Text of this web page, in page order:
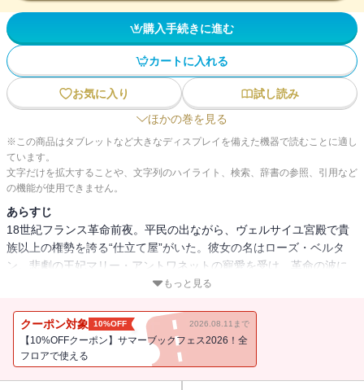
購入手続きに進む
カートに入れる
お気に入り
試し読み
ほかの巻を見る
※この商品はタブレットなど大きなディスプレイを備えた機器で読むことに適し
ています。
文字だけを拡大することや、文字列のハイライト、検索、辞書の参照、引用など
の機能が使用できません。
あらすじ
18世紀フランス革命前夜。平民の出ながら、ヴェルサイユ宮殿で貴
族以上の権勢を誇る“仕立て屋”がいた。彼女の名はローズ・ベルタ
ン。悲劇の王妃マリー・アントワネットの寵愛を受け、革命の波に
のまれていった、ファッションデザイナーの祖と称される人物の物
もっと見る
クーポン対象 10%OFF 2026.08.11まで
【10%OFFクーポン】サマーブックフェス2026！全
フロアで使える